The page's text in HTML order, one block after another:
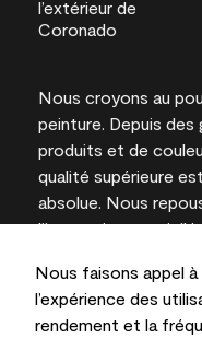
Nous faisons appel à
l’expérience des
rendement et la
Nous croyons au
peinture. Depuis
produits et de
qualité supérieure
absolue. Nous
l’innovation et
l’expertise locale.